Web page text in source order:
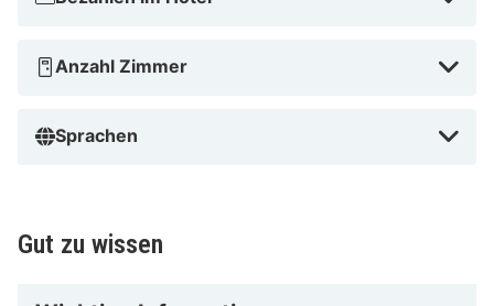
Anzahl Zimmer
Sprachen
Gut zu wissen